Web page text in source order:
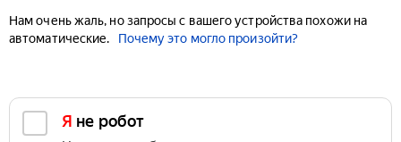
Нам очень жаль, но запросы с вашего устройства похожи на
автоматические.
Почему это могло произойти?
Я не робот